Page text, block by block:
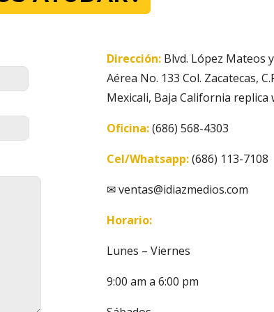
Dirección: Blvd. López Mateos
Aérea No. 133 Col. Zacatecas,
Mexicali, Baja California replica
Oficina:(686) 568-4303
Cel/Whatsapp:(686) 113-7108
✉ventas@idiazmedios.com
Horario:
Lunes – Viernes
9:00 am a 6:00 pm